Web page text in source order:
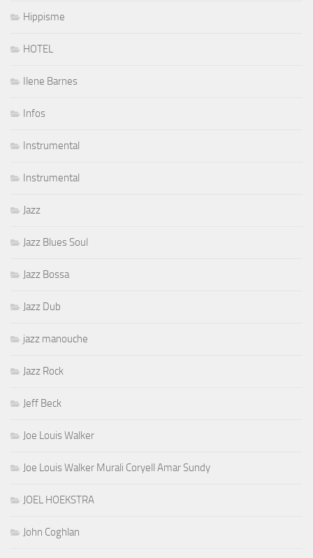
Hippisme
HOTEL
Ilene Barnes
Infos
Instrumental
Instrumental
Jazz
Jazz Blues Soul
Jazz Bossa
Jazz Dub
jazz manouche
Jazz Rock
Jeff Beck
Joe Louis Walker
Joe Louis Walker Murali Coryell Amar Sundy
JOEL HOEKSTRA
John Coghlan